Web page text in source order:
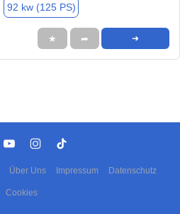
92 kw (125 PS)
★ ➦ ➜
Über Uns Impressum Datenschutz
Cookies